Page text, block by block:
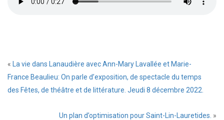
«
La vie dans Lanaudière avec Ann-Mary Lavallée et Marie-
France Beaulieu: On parle d’exposition, de spectacle du temps
des Fêtes, de théâtre et de littérature. Jeudi 8 décembre 2022.
Un plan d’optimisation pour Saint-Lin-Lauretides. »